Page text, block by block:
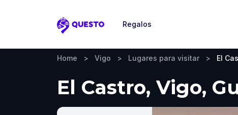
Questo
Regalos
Home > Vigo > Lugares para visitar > El
El Castro, Vigo,